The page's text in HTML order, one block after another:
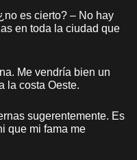
es cierto? – No hay
en toda la ciudad que
Me vendría bien un
la costa Oeste.
sugerentemente. Es
que mi fama me